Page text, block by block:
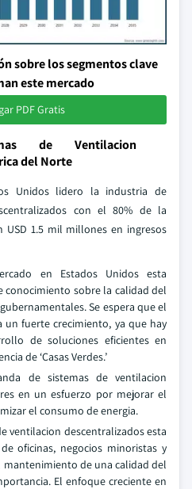
sobre los segmentos clave
este mercado
PDF Gratis
de Ventilacion
del Norte
Unidos lidero la industria de
con el 80% de la
USD 1.5 mil millones en ingresos
en Estados Unidos esta
conocimiento sobre la calidad del
Se espera que el
un fuerte crecimiento, ya que hay
de soluciones eficientes en
de ‘Casas Verdes.’
de sistemas de ventilacion
en un esfuerzo por mejorar el
el consumo de energia.
ventilacion descentralizados esta
oficinas, negocios minoristas y
de una calidad del
El enfoque creciente en